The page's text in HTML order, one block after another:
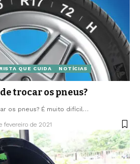
QUE CUIDA
NOTÍCIAS
trocar os pneus?
os pneus? É muito difícil…
fevereiro de 2021